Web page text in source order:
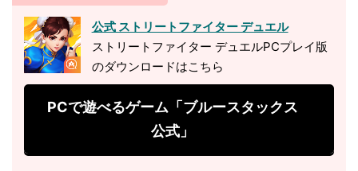
公式 ストリートファイター デュエル
ストリートファイター デュエルPCプレイ版
のダウンロードはこちら
PCで遊べるゲーム「ブルースタックス
公式」